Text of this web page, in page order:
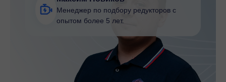
Менеджер по подбору редукторов с
опытом более 5 лет.